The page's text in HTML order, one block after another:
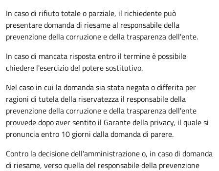
In caso di rifiuto totale o parziale, il richiedente può
presentare domanda di riesame al responsabile della
prevenzione della corruzione e della trasparenza dell'ente.
In caso di mancata risposta entro il termine è possibile
chiedere l'esercizio del potere sostitutivo.
Nel caso in cui la domanda sia stata negata o differita per
ragioni di tutela della riservatezza il responsabile della
prevenzione della corruzione e della trasparenza dell'ente
provvede dopo aver sentito il Garante della privacy, il quale si
pronuncia entro 10 giorni dalla domanda di parere.
Contro la decisione dell'amministrazione o, in caso di domanda
di riesame, verso quella del responsabile della prevenzione